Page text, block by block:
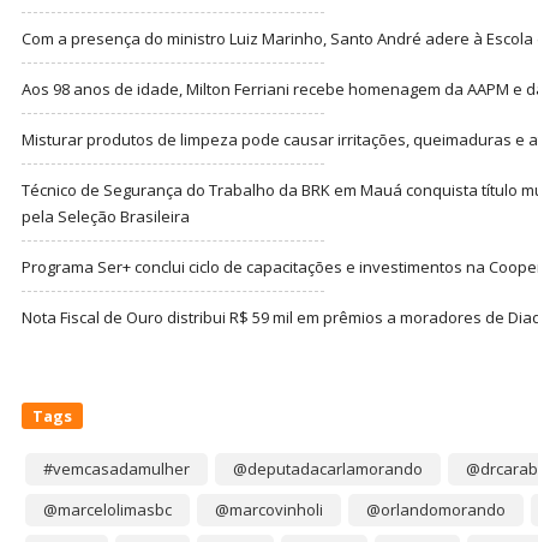
Com a presença do ministro Luiz Marinho, Santo André adere à
Aos 98 anos de idade, Milton Ferriani recebe homenagem da AAPM e
Misturar produtos de limpeza pode causar irritações, queimaduras e
Técnico de Segurança do Trabalho da BRK em Mauá conquista título
pela Seleção Brasileira
Programa Ser+ conclui ciclo de capacitações e investimentos na
Nota Fiscal de Ouro distribui R$ 59 mil em prêmios a moradores de
Tags
#vemcasadamulher @deputadacarlamorando
@marcelolimasbc
@marcovinholi
@orlandomorando